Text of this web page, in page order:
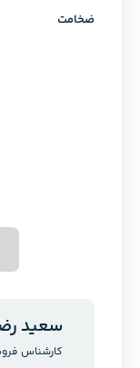
ضخامت
سعید
کارشناس